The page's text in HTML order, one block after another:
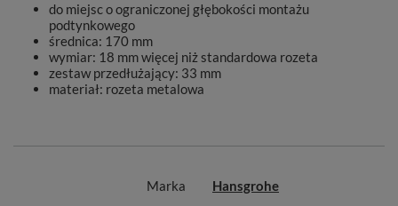
do miejsc o ograniczonej głębokości montażu
podtynkowego
średnica: 170 mm
wymiar: 18 mm więcej niż standardowa rozeta
zestaw przedłużający: 33 mm
materiał: rozeta metalowa
Marka Hansgrohe